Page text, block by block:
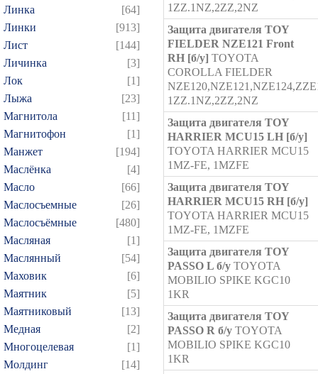
Линка
[64]
Линки
[913]
Лист
[144]
Личинка
[3]
Лок
[1]
Лыжа
[23]
Магнитола
[11]
Магнитофон
[1]
Манжет
[194]
Маслёнка
[4]
Масло
[66]
Маслосъемные
[26]
Маслосъёмные
[480]
Масляная
[1]
Маслянный
[54]
Маховик
[6]
Маятник
[5]
Маятниковый
[13]
Медная
[2]
Многоцелевая
[1]
Молдинг
[14]
1ZZ.1NZ,2ZZ,2NZ
Защита двигателя TOY
FIELDER NZE121 Front
RH [б/у] TOYOTA
COROLLA FIELDER
1ZZ.1NZ,2ZZ,2NZ
Защита двигателя TOY
HARRIER MCU15 LH [б/у]
TOYOTA HARRIER MCU15
1MZ-FE, 1MZFE
Защита двигателя TOY
HARRIER MCU15 RH [б/у]
TOYOTA HARRIER MCU15
1MZ-FE, 1MZFE
Защита двигателя TOY
PASSO L б/у TOYOTA
MOBILIO SPIKE KGC10
1KR
Защита двигателя TOY
PASSO R б/у TOYOTA
MOBILIO SPIKE KGC10
1KR